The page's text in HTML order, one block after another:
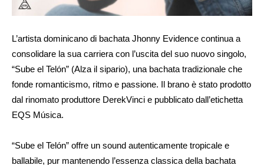
L’artista dominicano di bachata Jhonny Evidence continua a
consolidare la sua carriera con l’uscita del suo nuovo singolo,
“Sube el Telón” (Alza il sipario), una bachata tradizionale che
fonde romanticismo, ritmo e passione. Il brano è stato prodotto
dal rinomato produttore DerekVinci e pubblicato dall’etichetta
EQS Música.
“Sube el Telón” offre un sound autenticamente tropicale e
ballabile, pur mantenendo l’essenza classica della bachata